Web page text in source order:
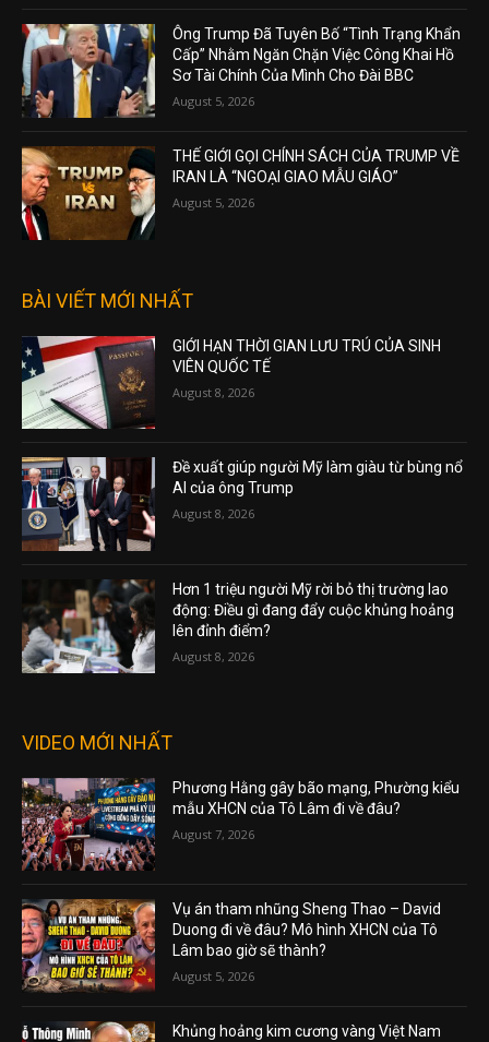
Ông Trump Đã Tuyên Bố “Tình Trạng Khẩn
Cấp” Nhằm Ngăn Chặn Việc Công Khai Hồ
Sơ Tài Chính Của Mình Cho Đài BBC
August 5, 2026
THẾ GIỚI GỌI CHÍNH SÁCH CỦA TRUMP VỀ
IRAN LÀ “NGOẠI GIAO MẪU GIÁO”
August 5, 2026
BÀI VIẾT MỚI NHẤT
GIỚI HẠN THỜI GIAN LƯU TRÚ CỦA SINH
VIÊN QUỐC TẾ
August 8, 2026
Đề xuất giúp người Mỹ làm giàu từ bùng nổ
AI của ông Trump
August 8, 2026
Hơn 1 triệu người Mỹ rời bỏ thị trường lao
động: Điều gì đang đẩy cuộc khủng hoảng
lên đỉnh điểm?
August 8, 2026
VIDEO MỚI NHẤT
Phương Hằng gây bão mạng, Phường kiểu
mẫu XHCN của Tô Lâm đi về đâu?
August 7, 2026
Vụ án tham nhũng Sheng Thao – David
Duong đi về đâu? Mô hình XHCN của Tô
Lâm bao giờ sẽ thành?
August 5, 2026
Khủng hoảng kim cương vàng Việt Nam